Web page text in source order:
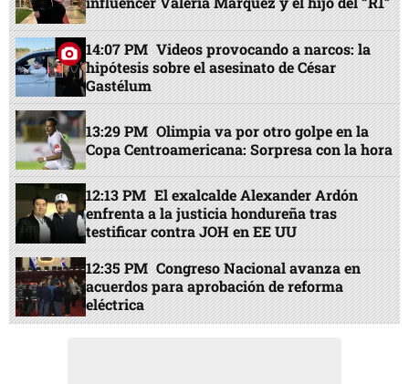
14:07 PM Videos provocando a narcos: la
hipótesis sobre el asesinato de César
Gastélum
13:29 PM Olimpia va por otro golpe en la
Copa Centroamericana: Sorpresa con la hora
12:13 PM El exalcalde Alexander Ardón
enfrenta a la justicia hondureña tras
testificar contra JOH en EE UU
12:35 PM Congreso Nacional avanza en
acuerdos para aprobación de reforma
eléctrica